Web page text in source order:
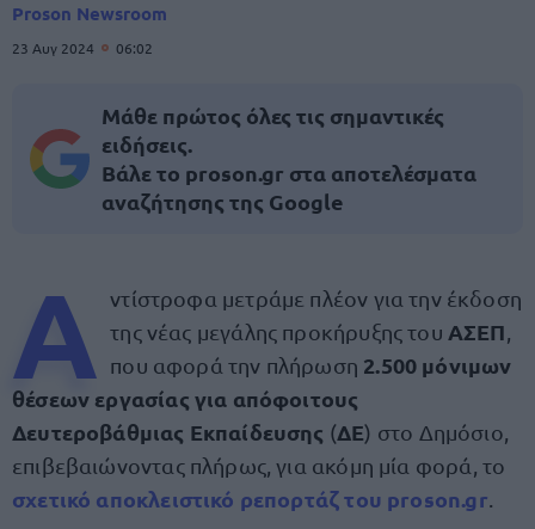
Proson Newsroom
23 Αυγ 2024 06:02
Μάθε πρώτος όλες τις σημαντικές
ειδήσεις.
Βάλε το proson.gr στα αποτελέσματα
αναζήτησης της Google
Α ντίστροφα μετράμε πλέον για την έκδοση
της νέας μεγάλης προκήρυξης του ΑΣΕΠ
που αφορά την πλήρωση 2.500 μόνιμων
θέσεων εργασίας για απόφοιτους
Δευτεροβάθμιας Εκπαίδευσης (ΔΕ) στο Δημόσιο,
επιβεβαιώνοντας πλήρως, για ακόμη μία φορά, το
σχετικό αποκλειστικό ρεπορτάζ του proson.gr